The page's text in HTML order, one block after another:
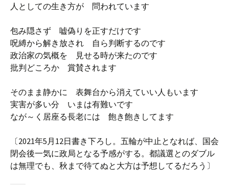
人としての生き方が 問われています
包み隠さず 嘘偽りを正すだけです
呪縛から解き放され 自ら判断するのです
政治家の気概を 見せる時が来たのです
批判どころか 賞賛されます
そのまま静かに 表舞台から消えていい人もいます
実害が多い分 いまは有難いです
なが～く居座る長老には 飽き飽きしてます
〔2021年5月12日書き下ろし。五輪が中止となれば、国会
閉会後一気に政局となる予感がする。都議選とのダブル
は無理でも、秋まで待てぬと大方は予想してるだろう〕